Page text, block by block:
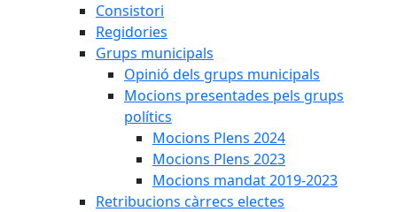
Consistori
Regidories
Grups municipals
Opinió dels grups municipals
Mocions presentades pels grups
polítics
Mocions Plens 2024
Mocions Plens 2023
Mocions mandat 2019-2023
Retribucions càrrecs electes